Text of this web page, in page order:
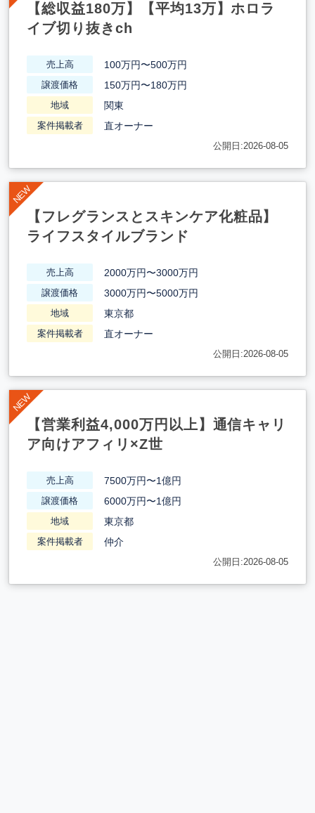
【総収益180万】【平均13万】ホロラ
イブ切り抜きch
売上高 100万円〜500万円
譲渡価格 150万円〜180万円
地域 関東
案件掲載者 直オーナー
公開日:2026-08-05
【フレグランスとスキンケア化粧品】
ライフスタイルブランド
売上高 2000万円〜3000万円
譲渡価格 3000万円〜5000万円
地域 東京都
案件掲載者 直オーナー
公開日:2026-08-05
【営業利益4,000万円以上】通信キャリ
ア向けアフィリ×Z世
売上高 7500万円〜1億円
譲渡価格 6000万円〜1億円
地域 東京都
案件掲載者 仲介
公開日:2026-08-05